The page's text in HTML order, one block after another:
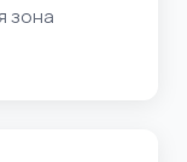
зона